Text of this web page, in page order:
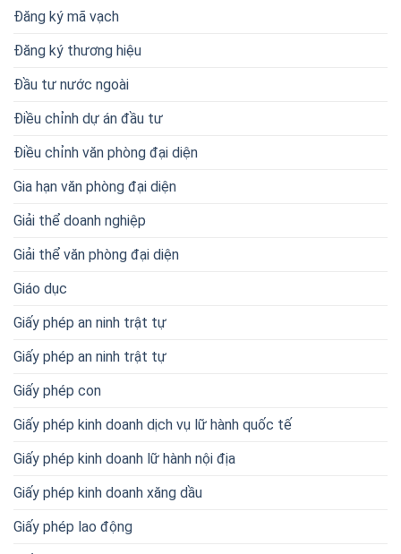
Đăng ký mã vạch
Đăng ký thương hiệu
Đầu tư nước ngoài
Điều chỉnh dự án đầu tư
Điều chỉnh văn phòng đại diện
Gia hạn văn phòng đại diện
Giải thể doanh nghiệp
Giải thể văn phòng đại diện
Giáo dục
Giấy phép an ninh trật tự
Giấy phép an ninh trật tự
Giấy phép con
Giấy phép kinh doanh dịch vụ lữ hành quốc tế
Giấy phép kinh doanh lữ hành nội địa
Giấy phép kinh doanh xăng dầu
Giấy phép lao động